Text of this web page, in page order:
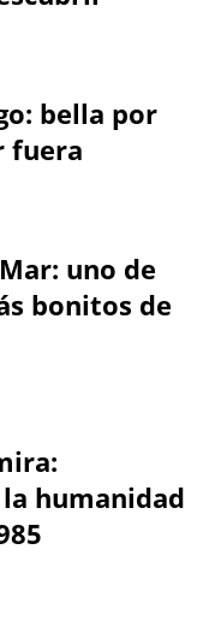
bella por
fuera
uno de
bonitos de
humanidad